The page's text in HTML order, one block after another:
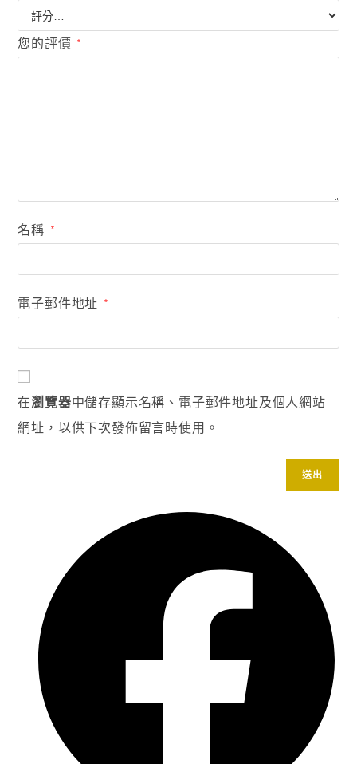
您的評價 *
名稱 *
電子郵件地址 *
在瀏覽器中儲存顯示名稱、電子郵件地址及個人網站
網址，以供下次發佈留言時使用。